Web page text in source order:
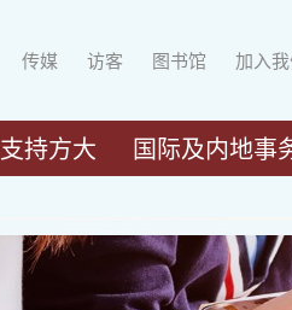
传媒 访客 图书馆 加入
支持方大 国际及内地事